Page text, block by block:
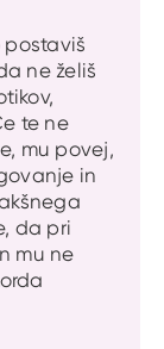
postaviš
ne želiš
te ne
mu povej,
in
da pri
mu ne